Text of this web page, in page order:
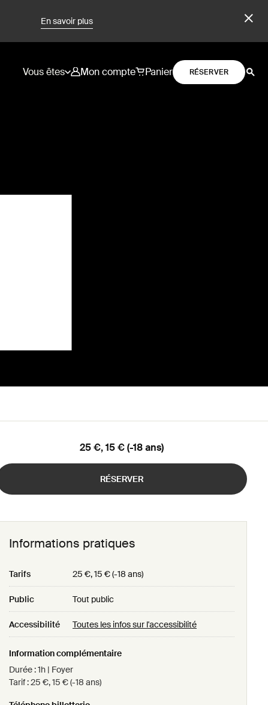
En savoir plus
Vous êtes Mon compte Panier RÉSERVER
25 €, 15 € (-18 ans)
RÉSERVER
Informations pratiques
Tarifs 25 €, 15 € (-18 ans)
Public Tout public
Accessibilité Toutes les infos sur l'accessibilité
Information complémentaire
Durée : 1h | Foyer
Tarif : 25 €, 15 € (-18 ans)